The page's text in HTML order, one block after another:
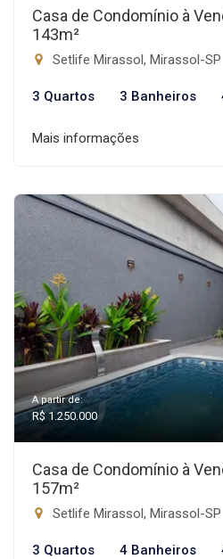
Casa de Condomínio à
143m²
Setlife Mirassol, Mirassol-SP
3 Quartos 3 Banheiros
Mais informações
A partir de:
R$ 1.250.000
Casa de Condomínio à
157m²
Setlife Mirassol, Mirassol-SP
3 Quartos 4 Banheiros